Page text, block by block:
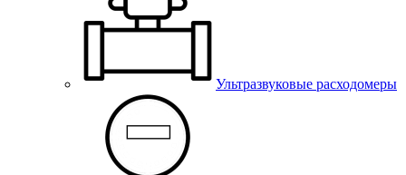
Ультразвуковые расходомеры